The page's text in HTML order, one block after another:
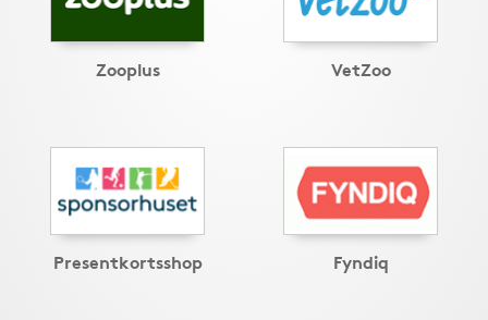
Zooplus VetZoo
Presentkortsshop Fyndiq